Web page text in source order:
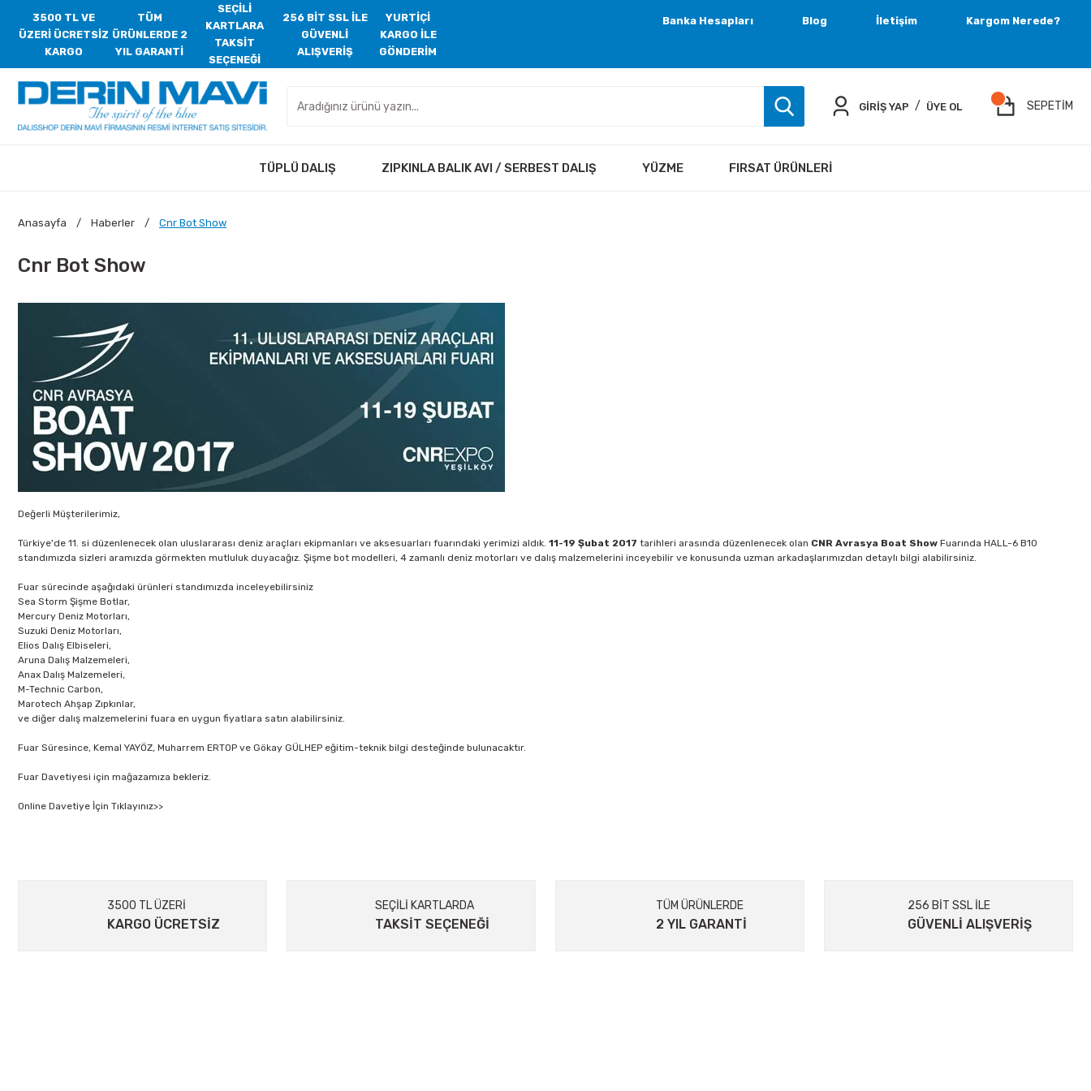
3500 TL VE
ÜZERİ ÜCRETSİZ
KARGO
TÜM
ÜRÜNLERDE 2
YIL GARANTİ
SEÇİLİ
KARTLARA
TAKSİT
SEÇENEĞİ
256 BİT SSL İLE
GÜVENLİ
ALIŞVERİŞ
YURTİÇİ
KARGO İLE
GÖNDERİM
Banka Hesapları Blog İletişim Kargom Nerede?
GİRİŞ YAP / ÜYE OL SEPETİM
TÜPLÜ DALIŞ ZIPKINLA BALIK AVI / SERBEST DALIŞ YÜZME FIRSAT ÜRÜNLERI
Anasayfa Haberler Cnr Bot Show
Cnr Bot Show
Değerli Müşterilerimiz,
Türkiye'de 11. si düzenlenecek olan uluslararası deniz araçları ekipmanları ve aksesuarları fuarındaki yerimizi aldık. 11-19 Şubat 2017 tarihleri arasında düzenlenecek olan CNR Avrasya Boat Show Fuarında HALL-6 B10
standımızda sizleri aramızda görmekten mutluluk duyacağız. Şişme bot modelleri, 4 zamanlı deniz motorları ve dalış malzemelerini inceyebilir ve konusunda uzman arkadaşlarımızdan detaylı bilgi alabilirsiniz.
Fuar sürecinde aşağıdaki ürünleri standımızda inceleyebilirsiniz
Sea Storm Şişme Botlar,
Mercury Deniz Motorları,
Suzuki Deniz Motorları,
Elios Dalış Elbiseleri,
Aruna Dalış Malzemeleri,
Anax Dalış Malzemeleri,
M-Technic Carbon,
Marotech Ahşap Zıpkınlar,
ve diğer dalış malzemelerini fuara en uygun fiyatlara satın alabilirsiniz.
Fuar Süresince, Kemal YAYÖZ, Muharrem ERTOP ve Gökay GÜLHEP eğitim-teknik bilgi desteğinde bulunacaktır.
Fuar Davetiyesi için mağazamıza bekleriz.
Online Davetiye İçin Tıklayınız>>
3500 TL ÜZERİ
KARGO ÜCRETSİZ
SEÇİLİ KARTLARDA
TAKSİT SEÇENEĞİ
TÜM ÜRÜNLERDE
2 YIL GARANTİ
256 BİT SSL İLE
GÜVENLİ ALIŞVERİŞ